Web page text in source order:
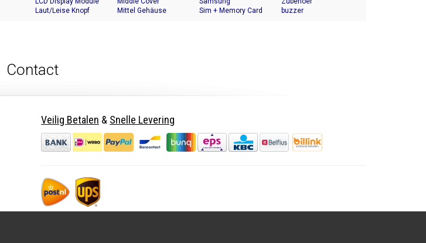
Laut/Leise Knopf
Mittel Gehäuse
Sim + Memory Card
buzzer
Contact
Veilig Betalen & Snelle Levering